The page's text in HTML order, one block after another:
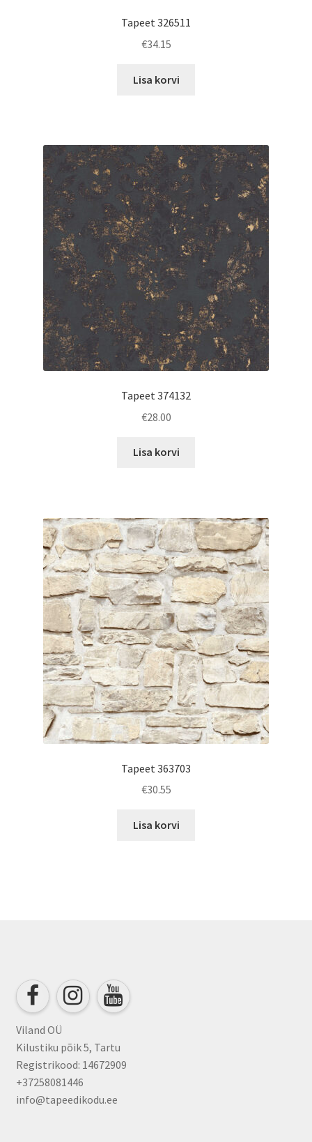
Tapeet 326511
€34.15
Lisa korvi
Tapeet 374132
€28.00
Lisa korvi
Tapeet 363703
€30.55
Lisa korvi
Viland OÜ
Kilustiku põik 5, Tartu
Registrikood: 14672909
+37258081446
info@tapeedikodu.ee